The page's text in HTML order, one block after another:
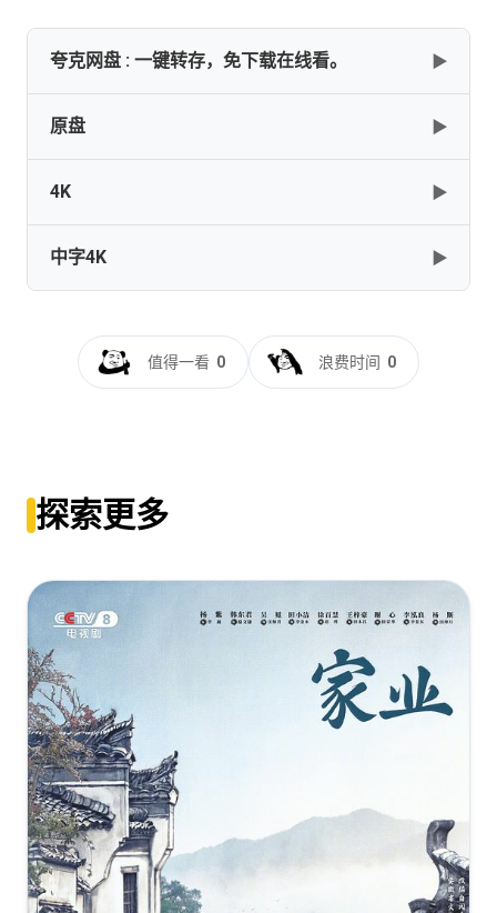
夸克网盘 : 一键转存，免下载在线看。 ▶
【全 7 集】 【七个世界，一个星球（2019）】【4K】【英
语中字】【外挂字幕】【30.5GB】
[30.5GB]
原盘 ▶
Seven.Worlds.One.Planet.S01.2160p.BluRay.REMUX.HEVC.DTS-
HD.MA.TrueHD.7.1.Atmos-FGT
[173.77GB]
HD.MA.2.0-FGT
[8.04GB] 复制 下载
4K ▶
HDBEE
中字4K ▶
幕].BBC.Seven.Worlds.One.Planet.2019.S01.EP01-
EP07.UHD.BluRay.2160p.TrueHD.Atmos.7.1.x265.10bit.HDR-
幕].One.Planet.Seven.Worlds.S01.2019.2160p.WEB-
DL.H265.AAC-LelveTV
七个世界，一个星球.H265
版.Seven.Worlds.One.Planet.2019.EP01-
EP07.HD4K.X265.AAC.English.CHS-ENG.Mp4Ba
[17.43GB]
七个世界，一个星球.H265
版.Seven.Worlds.One.Planet.2019.EP01-
EP07.HD4K.X265.AAC.Mandarin.CHS-ENG.Mp4Ba
[15.97GB] 复制
值得一看 0 浪费时间 0
探索更多